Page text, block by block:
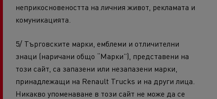
неприкосновеността на личния живот, рекламата и
комуникацията.
5/ Търговските марки, емблеми и отличителни
знаци (наричани общо “Марки”), представени на
този сайт, са запазени или незапазени марки,
принадлежащи на Renault Trucks и на други лица.
Никакво упоменаване в този сайт не може да се